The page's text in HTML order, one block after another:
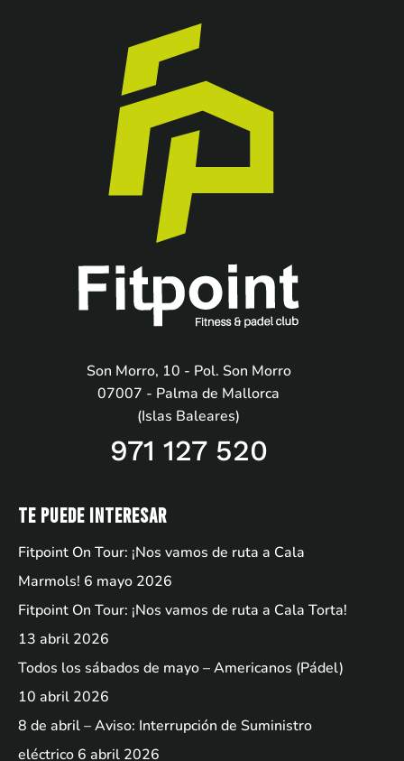
Son Morro, 10 - Pol. Son Morro
07007 - Palma de Mallorca
(Islas Baleares)
971 127 520
Te puede interesar
Fitpoint On Tour: ¡Nos vamos de ruta a Cala
Marmols! 6 mayo 2026
Fitpoint On Tour: ¡Nos vamos de ruta a Cala Torta!
13 abril 2026
Todos los sábados de mayo – Americanos (Pádel)
10 abril 2026
8 de abril – Aviso: Interrupción de Suministro
eléctrico 6 abril 2026